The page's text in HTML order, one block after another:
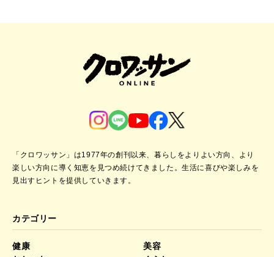
「クロワッサン」は1977年の創刊以来、暮らしをよりよい方向、より
楽しい方向に導く知恵を見つめ続けてきました。生活に喜びや楽しみを
見出すヒントを提供していきます。
カテゴリー
健康
美容